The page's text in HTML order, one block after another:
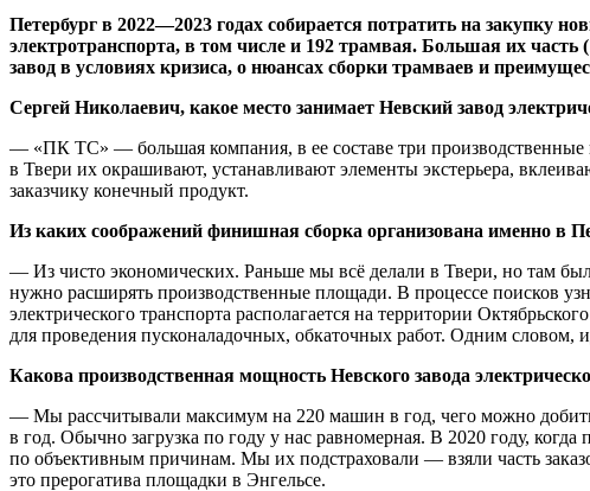
Петербург в 2022—2023 годах собирается потратить на закупку
электротранспорта, в том числе и 192 трамвая. Большая их
завод в условиях кризиса, о нюансах сборки трамваев и
Сергей Николаевич, какое место занимает Невский завод
— «ПК ТС» — большая компания, в ее составе три производственные
в Твери их окрашивают, устанавливают элементы экстерьера,
заказчику конечный продукт.
Из каких соображений финишная сборка организована именно в
— Из чисто экономических. Раньше мы всё делали в Твери, но там
нужно расширять производственные площади. В процессе поисков
электрического транспорта располагается на территории
для проведения пусконаладочных, обкаточных работ. Одним словом,
Какова производственная мощность Невского завода
— Мы рассчитывали максимум на 220 машин в год, чего можно
в год. Обычно загрузка по году у нас равномерная. В 2020 году,
по объективным причинам. Мы их подстраховали — взяли часть
это прерогатива площадки в Энгельсе.